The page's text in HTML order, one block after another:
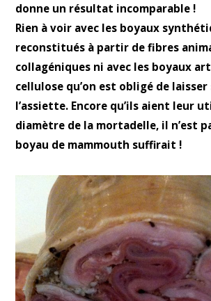
donne un résultat incomparable !
Rien à voir avec les boyaux
reconstitués à partir de fibres
collagéniques ni avec les boyaux
cellulose qu’on est obligé de
l’assiette. Encore qu’ils aient leur
diamètre de la mortadelle, il n’est
boyau de mammouth suffirait !